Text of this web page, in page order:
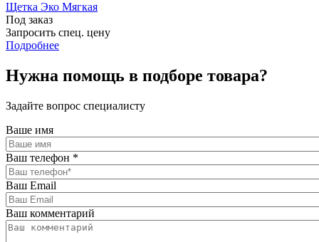
Щетка Эко Мягкая
Под заказ
Запросить спец. цену
Подробнее
Нужна помощь в подборе товара?
Задайте вопрос специалисту
Ваше имя
Ваш телефон *
Ваш Email
Ваш комментарий